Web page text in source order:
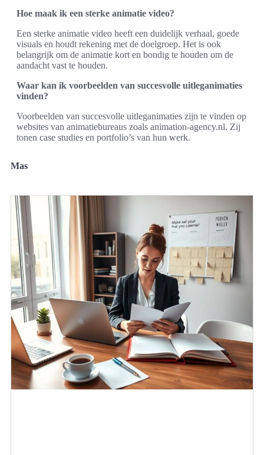
Hoe maak ik een sterke animatie video?
Een sterke animatie video heeft een duidelijk verhaal, goede
visuals en houdt rekening met de doelgroep. Het is ook
belangrijk om de animatie kort en bondig te houden om de
aandacht vast te houden.
Waar kan ik voorbeelden van succesvolle uitleganimaties
vinden?
Voorbeelden van succesvolle uitleganimaties zijn te vinden op
websites van animatiebureaus zoals animation-agency.nl. Zij
tonen case studies en portfolio’s van hun werk.
Mas